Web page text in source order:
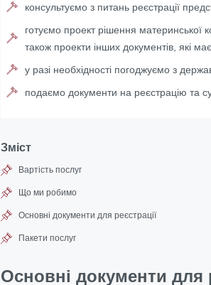
консультуємо з питань реєстрації
готуємо проект рішення материнської
також проекти інших документів, які
у разі необхідності погоджуємо з
подаємо документи на реєстрацію та
Зміст
Вартість послуг
Що ми робимо
Основні документи для реєстрації
Пакети послуг
Основні документи для